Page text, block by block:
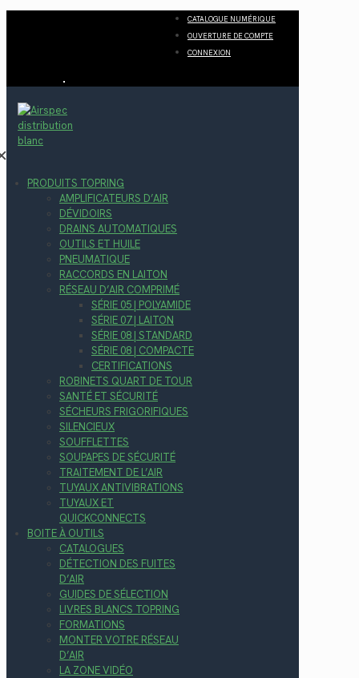
CATALOGUE NUMÉRIQUE
OUVERTURE DE COMPTE
CONNEXION
PRODUITS TOPRING
AMPLIFICATEURS D’AIR
DÉVIDOIRS
DRAINS AUTOMATIQUES
OUTILS ET HUILE
PNEUMATIQUE
RACCORDS EN LAITON
RÉSEAU D’AIR COMPRIMÉ
SÉRIE 05 | POLYAMIDE
SÉRIE 07 | LAITON
SÉRIE 08 | STANDARD
SÉRIE 08 | COMPACTE
CERTIFICATIONS
ROBINETS QUART DE TOUR
SANTÉ ET SÉCURITÉ
SÉCHEURS FRIGORIFIQUES
SILENCIEUX
SOUFFLETTES
SOUPAPES DE SÉCURITÉ
TRAITEMENT DE L’AIR
TUYAUX ANTIVIBRATIONS
TUYAUX ET
QUICKCONNECTS
BOITE À OUTILS
CATALOGUES
DÉTECTION DES FUITES
D’AIR
GUIDES DE SÉLECTION
LIVRES BLANCS TOPRING
FORMATIONS
MONTER VOTRE RÉSEAU
D’AIR
LA ZONE VIDÉO